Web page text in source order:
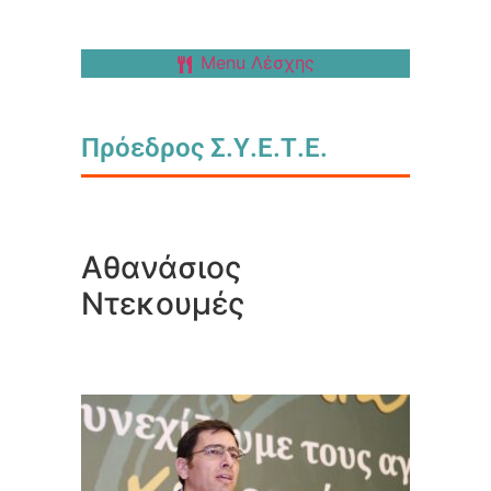
Menu Λέσχης
Πρόεδρος Σ.Υ.Ε.Τ.Ε.
Αθανάσιος
Ντεκουμές